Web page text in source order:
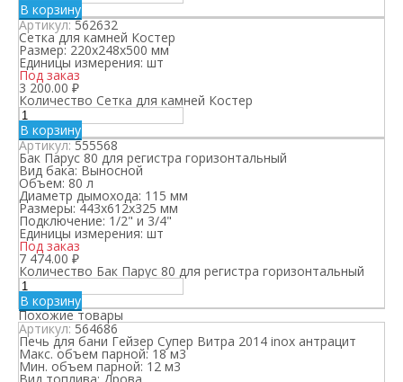
В корзину
Артикул:562632
Сетка для камней Костер
Размер: 220х248х500 мм
Единицы измерения: шт
Под заказ
3 200.00 ₽
Количество Сетка для камней Костер
В корзину
Артикул:555568
Бак Парус 80 для регистра горизонтальный
Вид бака: Выносной
Объем: 80 л
Диаметр дымохода: 115 мм
Размеры:443х612х325 мм
Подключение: 1/2" и 3/4"
Единицы измерения: шт
Под заказ
7 474.00 ₽
Количество Бак Парус 80 для регистра горизонтальный
В корзину
Похожие товары
Артикул:564686
Печь для бани Гейзер Супер Витра 2014 inox антрацит
Макс. объем парной: 18 м3
Мин. объем парной: 12 м3